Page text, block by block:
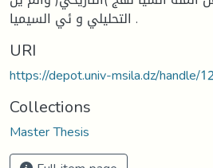
التحليلي و ئي السيميا .
URI
https://depot.univ-msila.dz/handle/
Collections
Master Thesis